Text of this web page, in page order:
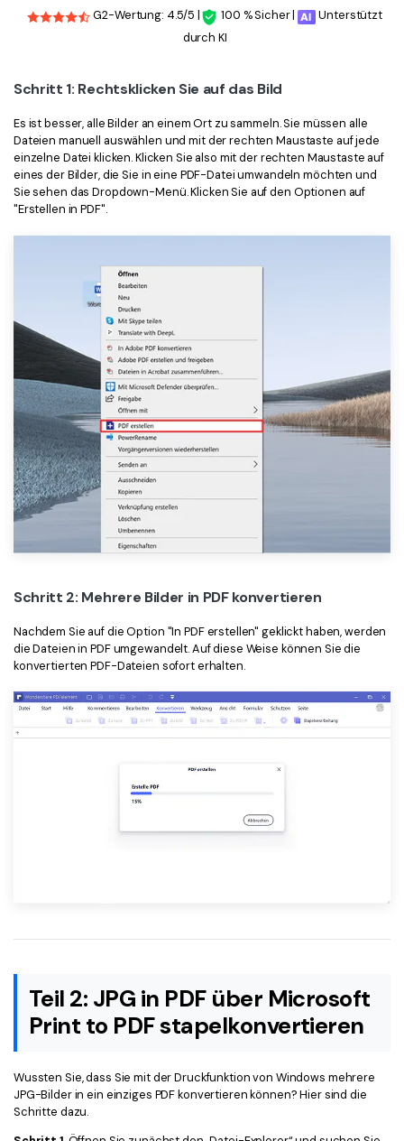
G2-Wertung: 4.5/5 | 100 % Sicher |
Unterstützt
durch KI
Schritt 1: Rechtsklicken Sie auf das Bild
Es ist besser, alle Bilder an einem Ort zu sammeln. Sie müssen alle
Dateien manuell auswählen und mit der rechten Maustaste auf jede
einzelne Datei klicken. Klicken Sie also mit der rechten Maustaste auf
eines der Bilder, die Sie in eine PDF-Datei umwandeln möchten und
Sie sehen das Dropdown-Menü. Klicken Sie auf den Optionen auf
"Erstellen in PDF".
Schritt 2: Mehrere Bilder in PDF konvertieren
Nachdem Sie auf die Option "In PDF erstellen" geklickt haben, werden
die Dateien in PDF umgewandelt. Auf diese Weise können Sie die
konvertierten PDF-Dateien sofort erhalten.
Teil 2: JPG in PDF über Microsoft
Print to PDF stapelkonvertieren
Wussten Sie, dass Sie mit der Druckfunktion von Windows mehrere
JPG-Bilder in ein einziges PDF konvertieren können? Hier sind die
Schritte dazu.